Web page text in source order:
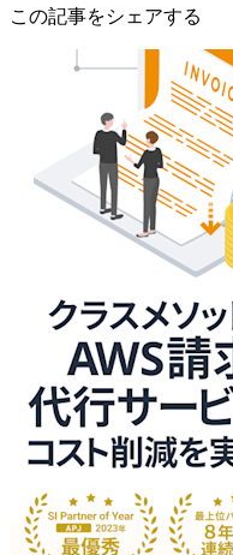
この記事をシェアする